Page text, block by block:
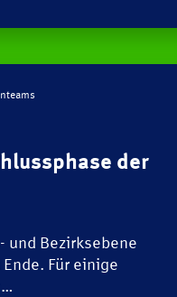
der
und Bezirksebene
Für einige